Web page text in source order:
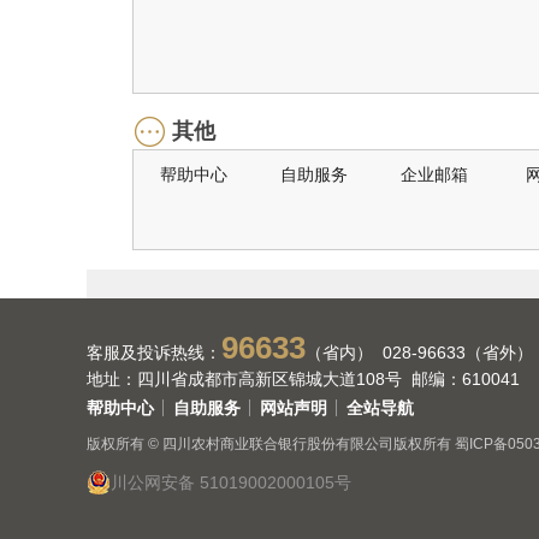
其他
帮助中心 自助服务 企业邮箱
客服及投诉热线： 96633 （省内） 028-96633（省外）
地址：四川省成都市高新区锦城大道108号 邮编：610041
帮助中心
自助服务 网站声明 全站导航
版权所有 © 四川农村商业联合银行股份有限公司版权所有 蜀ICP备
川公网安备 51019002000105号